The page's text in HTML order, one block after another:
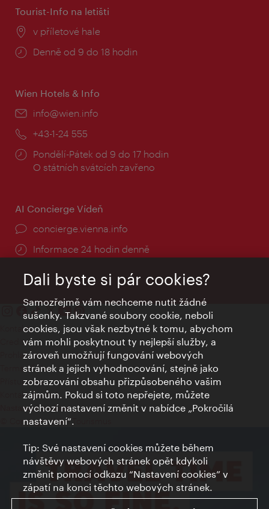
Tourist-Info na letišti
Místo:
v příletové hale
Provozní
Denně od 9 do 18 hodin
Wien Hotels & Info
E-
info@wien.info
Telefon:
+43-1-24 555
Provozní
doba:
Pondělí-Pátek od 9 do 17 hodin
O státních svátcích zavřeno
AI Concierge Vídeň
concierge.vienna.info
Informace 24 hodin denně
Kontakty
Credits
Prohlášení o ochraně osobních údajů
Terms of Use
Přístupnost
Kontakt pro tisk
Nastavení cookies
© Copyright Wien Tourismus
Dali byste si pár cookies?
Samozřejmě vám nechceme nutit žádné
sušenky. Takzvané soubory cookie, neboli
cookies, jsou však nezbytné k tomu, abychom
vám mohli poskytnout ty nejlepší služby, a
zároveň umožňují fungování webových
stránek a jejich vyhodnocování, stejně jako
zobrazování obsahu přizpůsobeného vašim
zájmům. Pokud si toto nepřejete, můžete
výchozí nastavení změnit v nabídce „Pokročilá
nastavení“.
Tip: Své nastavení cookies můžete během
návštěvy webových stránek opět kdykoli
změnit pomocí odkazu “Nastavení cookies” v
zápatí na konci těchto webových stránek.